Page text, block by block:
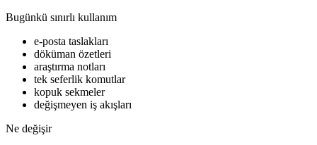
Bugünkü sınırlı kullanım
e-posta taslakları
döküman özetleri
araştırma notları
tek seferlik komutlar
kopuk sekmeler
değişmeyen iş akışları
Ne değişir